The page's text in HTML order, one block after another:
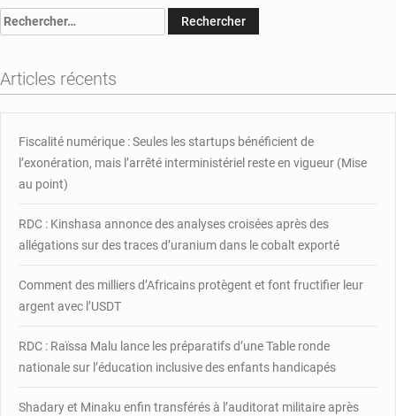
dote
focaux
sectoriels
du
avec
les
et
les
portables
Rechercher :
Articles récents
Fiscalité numérique : Seules les startups bénéficient de
l’exonération, mais l’arrêté interministériel reste en vigueur (Mise
au point)
RDC : Kinshasa annonce des analyses croisées après des
allégations sur des traces d’uranium dans le cobalt exporté
Comment des milliers d’Africains protègent et font fructifier leur
argent avec l’USDT
RDC : Raïssa Malu lance les préparatifs d’une Table ronde
nationale sur l’éducation inclusive des enfants handicapés
Shadary et Minaku enfin transférés à l’auditorat militaire après